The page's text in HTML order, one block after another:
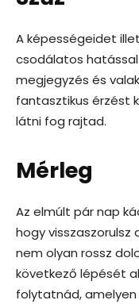
A képességeidet
csodálatos
megjegyzés és
fantasztikus érzést
látni fog rajtad.
Mérleg
Az elmúlt pár nap
hogy visszaszorulsz
nem olyan rossz
következő lépését
folytatnád, amelyen